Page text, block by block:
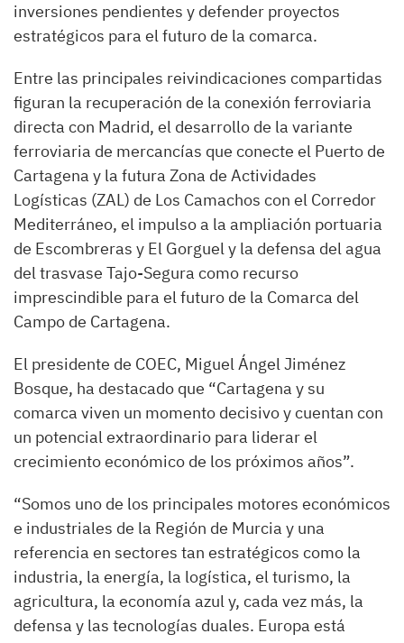
inversiones pendientes y defender proyectos
estratégicos para el futuro de la comarca.
Entre las principales reivindicaciones compartidas
figuran la recuperación de la conexión ferroviaria
directa con Madrid, el desarrollo de la variante
ferroviaria de mercancías que conecte el Puerto de
Cartagena y la futura Zona de Actividades
Logísticas (ZAL) de Los Camachos con el Corredor
Mediterráneo, el impulso a la ampliación portuaria
de Escombreras y El Gorguel y la defensa del agua
del trasvase Tajo-Segura como recurso
imprescindible para el futuro de la Comarca del
Campo de Cartagena.
El presidente de COEC, Miguel Ángel Jiménez
Bosque, ha destacado que “Cartagena y su
comarca viven un momento decisivo y cuentan con
un potencial extraordinario para liderar el
crecimiento económico de los próximos años”.
“Somos uno de los principales motores económicos
e industriales de la Región de Murcia y una
referencia en sectores tan estratégicos como la
industria, la energía, la logística, el turismo, la
agricultura, la economía azul y, cada vez más, la
defensa y las tecnologías duales. Europa está